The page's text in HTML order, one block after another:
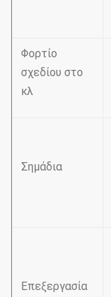
Φορτίο
σχεδίου στο
κλ
Σημάδια
Επεξεργασία